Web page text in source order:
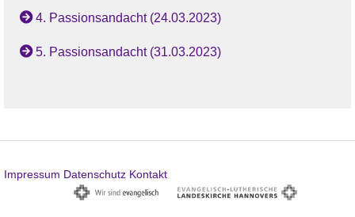
4. Passionsandacht (24.03.2023)
5. Passionsandacht (31.03.2023)
Impressum Datenschutz Kontakt